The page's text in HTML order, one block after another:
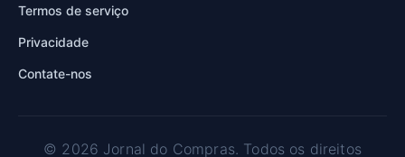
Termos de serviço
Privacidade
Contate-nos
© 2026 Jornal do Compras. Todos os direitos